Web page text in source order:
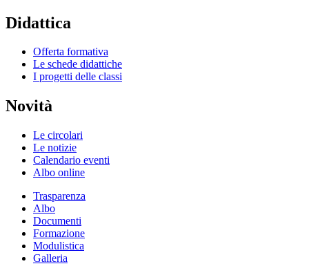
Didattica
Offerta formativa
Le schede didattiche
I progetti delle classi
Novità
Le circolari
Le notizie
Calendario eventi
Albo online
Trasparenza
Albo
Documenti
Formazione
Modulistica
Galleria